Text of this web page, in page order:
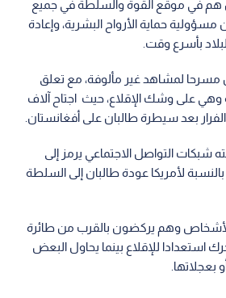
هم في موقع القوة والسلطة في جميع
مسؤولية حماية الأرواح البشرية، وإعادة
بأسرع وقت.
مسرحا لمشاهد غير مألوفة، مع تعلق
على وشك الإقلاع، حيث اجتاح آلاف
بعد سيطرة طالبان على أفغانستان.
شبكات التواصل الاجتماعي يرمز إلى
لأمريكا عودة طالبان إلى السلطة
وهم يركضون بالقرب من طائرة
استعدادا للإقلاع بينما يحاول البعض
بعجلاتها.